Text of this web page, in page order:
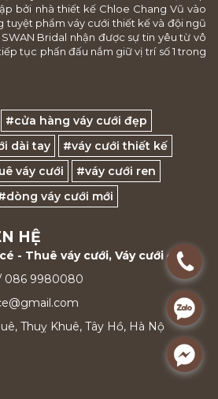
bởi nhà thiết kế Chloe Chang Vũ vào
tuyệt phẩm váy cưới thiết kế và đội ngũ
Bridal nhận được sự tin yêu từ vô
tục phấn đấu nắm giữ vị trí số 1 trong
#cửa hàng váy cưới đẹp
dài tay
#váy cưới thiết kế
váy cưới
#váy cưới ren
váy cưới mới
HỆ
- Thuê váy cưới, Váy cưới đẹp
086 9980080
Thuỵ Khuê, Tây Hồ, Hà Nộ
.
.
.